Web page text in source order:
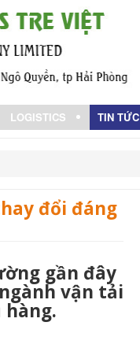
LOGISTICS TIN TỨC
đổi đáng
gần đây
vận tải